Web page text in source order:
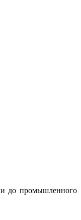
до промышленного